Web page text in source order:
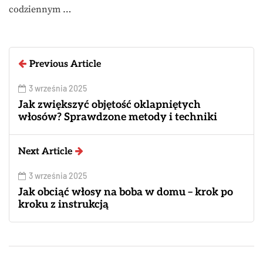
codziennym …
Previous Article
3 września 2025
Jak zwiększyć objętość oklapniętych
włosów? Sprawdzone metody i techniki
Next Article
3 września 2025
Jak obciąć włosy na boba w domu – krok po
kroku z instrukcją